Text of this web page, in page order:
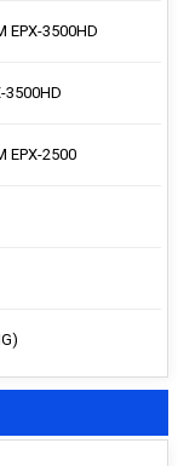
EPX-3500HD
3500HD
EPX-2500